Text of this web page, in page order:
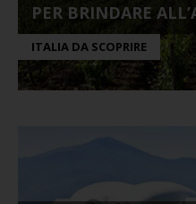
PER BRINDARE
ITALIA DA SCOPRIRE